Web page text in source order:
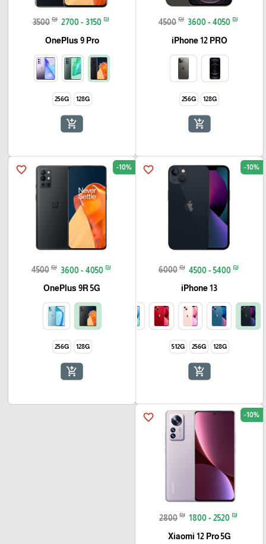
4500 ₪ 3600 - 4050 ₪
iPhone 12 PRO
128G
256G
add_shopping_cart
3500 ₪ 2700 - 3150 ₪
OnePlus 9 Pro
128G
256G
add_shopping_cart
favorite_border -10%
6000 ₪ 4500 - 5400 ₪
iPhone 13
128G
256G
512G
add_shopping_cart
favorite_border -10%
4500 ₪ 3600 - 4050 ₪
OnePlus 9R 5G
128G
256G
add_shopping_cart
favorite_border -10%
2800 ₪ 1800 - 2520 ₪
Xiaomi 12 Pro 5G